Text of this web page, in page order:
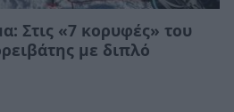
Στις «7 κορυφές» του
με διπλό